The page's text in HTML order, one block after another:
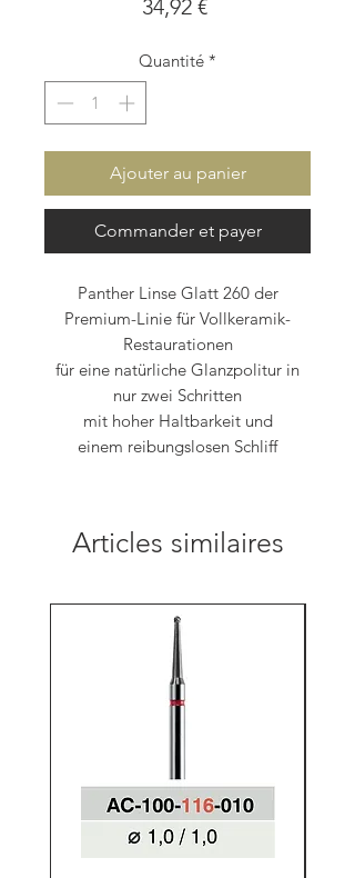
34,92 €Prix
Quantité *
Ajouter au panier
Commander et payer
Panther Linse Glatt 260 der
Premium-Linie für Vollkeramik-
Restaurationen
für eine natürliche Glanzpolitur in
nur zwei Schritten
mit hoher Haltbarkeit und
einem reibungslosen Schliff
Articles similaires